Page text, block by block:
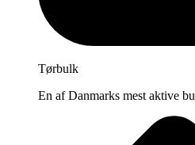
Tørbulk
En af Danmarks mest aktive